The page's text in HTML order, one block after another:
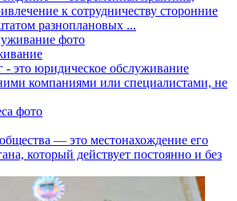
к сотрудничеству сторонние
разноплановых ...
- это юридическое обслуживание
компаниями или специалистами, не
— это местонахождение его
который действует постоянно и без